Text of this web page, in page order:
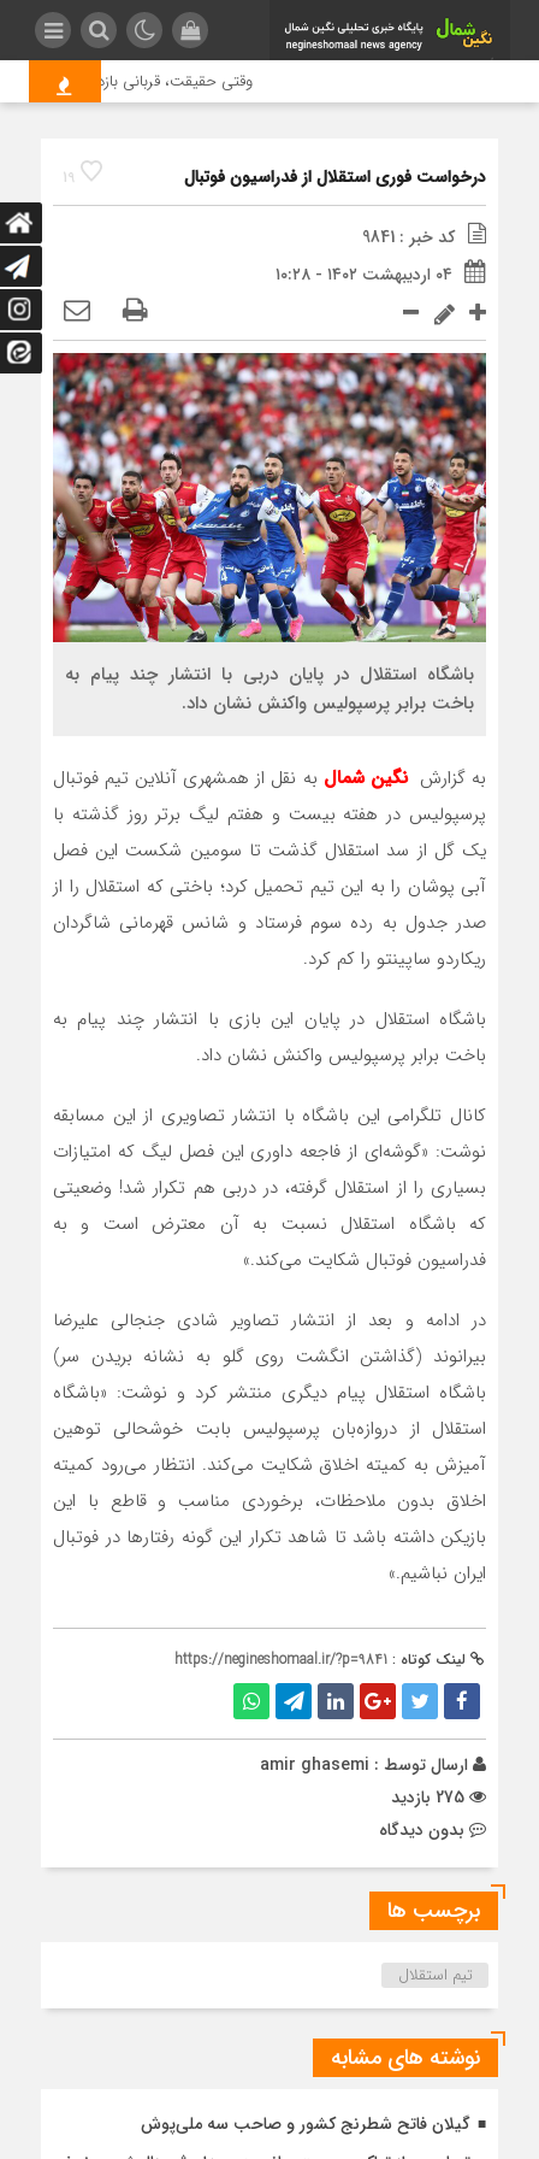
وقتی حقیقت، قربانی بازدید بیشتر
19 درخواست فوری استقلال از فدراسیون فوتبال
کد خبر : 9841
۰۴ اردیبهشت ۱۴۰۲ - ۱۰:۲۸
باشگاه استقلال در پایان دربی با انتشار چند پیام به
باخت برابر پرسپولیس واکنش نشان داد.
به گزارشنگین شمال به نقل از همشهری آنلاین تیم فوتبال
پرسپولیس در هفته بیست و هفتم لیگ برتر روز گذشته با
یک گل از سد استقلال گذشت تا سومین شکست این فصل
آبی پوشان را به این تیم تحمیل کرد؛ باختی که استقلال را از
صدر جدول به رده سوم فرستاد و شانس قهرمانی شاگردان
ریکاردو ساپینتو را کم کرد.
باشگاه استقلال در پایان این بازی با انتشار چند پیام به
باخت برابر پرسپولیس واکنش نشان داد.
کانال تلگرامی این باشگاه با انتشار تصاویری از این مسابقه
نوشت: «گوشه‌ای از فاجعه داوری این فصل لیگ که امتیازات
بسیاری را از استقلال گرفته، در دربی هم تکرار شد! وضعیتی
که باشگاه استقلال نسبت به آن معترض است و به
فدراسیون فوتبال شکایت می‌کند.»
در ادامه و بعد از انتشار تصاویر شادی جنجالی علیرضا
بیرانوند (گذاشتن انگشت روی گلو به نشانه بریدن سر)
باشگاه استقلال پیام دیگری منتشر کرد و نوشت: «باشگاه
استقلال از دروازه‌بان پرسپولیس بابت خوشحالی توهین
آمیزش به کمیته اخلاق شکایت می‌کند. انتظار می‌رود کمیته
اخلاق بدون ملاحظات، برخوردی مناسب و قاطع با این
بازیکن داشته باشد تا شاهد تکرار این گونه رفتارها در فوتبال
ایران نباشیم.»
لینک کوتاه : https://negineshomaal.ir/?p=9841
ارسال توسط : amir ghasemi
بدون دیدگاه
برچسب ها
تیم استقلال
نوشته های مشابه
گیلان فاتح شطرنج کشور و صاحب سه ملی‌پوش